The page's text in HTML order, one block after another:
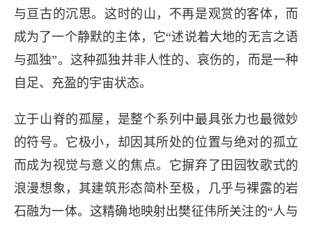
与亘古的沉思。这时的山，不再是观赏的客体，而
成为了一个静默的主体，它“述说着大地的无言之语
与孤独”。这种孤独并非人性的、哀伤的，而是一种
自足、充盈的宇宙状态。
立于山脊的孤屋，是整个系列中最具张力也最微妙
的符号。它极小，却因其所处的位置与绝对的孤立
而成为视觉与意义的焦点。它摒弃了田园牧歌式的
浪漫想象，其建筑形态简朴至极，几乎与裸露的岩
石融为一体。这精确地映射出樊征伟所关注的“人与